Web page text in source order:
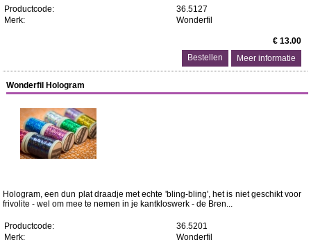
Productcode:
36.5127
Merk:
Wonderfil
€ 13.00
Meer informatie
Wonderfil Hologram
Hologram, een dun plat draadje met echte 'bling-bling', het is niet geschikt voor
frivolite - wel om mee te nemen in je kantkloswerk - de Bren...
Productcode:
36.5201
Merk:
Wonderfil